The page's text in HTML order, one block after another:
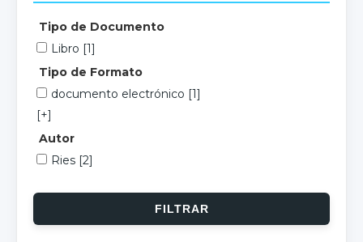
Tipo de Documento
Libro [1]
Tipo de Formato
documento electrónico [1]
[+]
Autor
Ries [2]